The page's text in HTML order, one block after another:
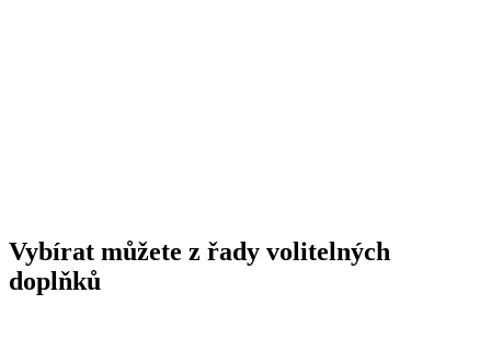
Vybírat můžete z řady volitelných
doplňků